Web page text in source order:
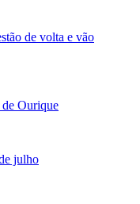
de volta e vão
de Ourique
julho